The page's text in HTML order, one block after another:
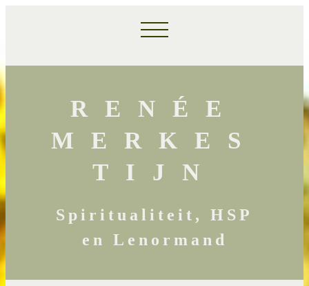
RENÉE
MERKES
TIJN
Spiritualiteit, HSP
en Lenormand